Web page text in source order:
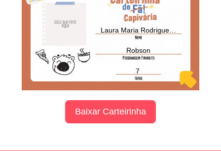
Laura Maria Rodrigues de Brito
Robson
7
Baixar Carteirinha